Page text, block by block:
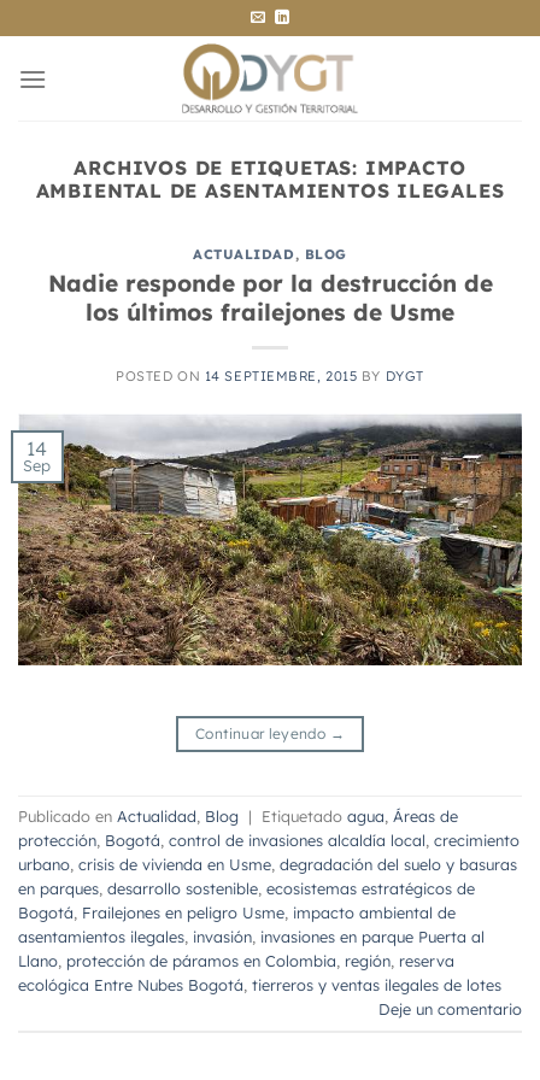
al
contenido
ARCHIVOS DE ETIQUETAS: IMPACTO
AMBIENTAL DE ASENTAMIENTOS ILEGALES
ACTUALIDAD, BLOG
Nadie responde por la destrucción de
los últimos frailejones de Usme
POSTED ON 14 SEPTIEMBRE, 2015 BY DYGT
14
Sep
Continuar leyendo →
Publicado en Actualidad Blog | Etiquetado agua Áreas de
protección Bogotá control de invasiones alcaldía local crecimiento
urbano crisis de vivienda en Usme degradación del suelo y basuras
en parques desarrollo sostenible ecosistemas estratégicos de
Bogotá Frailejones en peligro Usme impacto ambiental de
asentamientos ilegales invasión invasiones en parque Puerta al
Llano protección de páramos en Colombia región reserva
ecológica Entre Nubes Bogotá tierreros y ventas ilegales de lotes
Deje un comentario